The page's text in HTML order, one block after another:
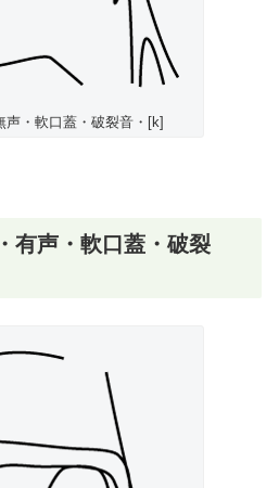
声・軟口蓋・破裂音・[k]
有声・軟口蓋・破裂